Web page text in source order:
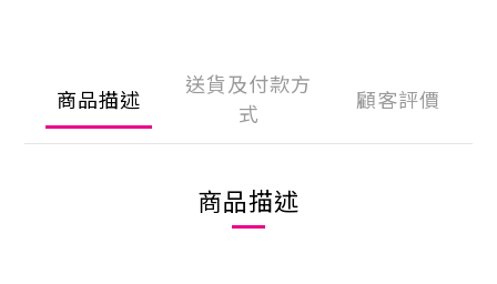
商品描述
送貨及付款方
式
顧客評價
商品描述